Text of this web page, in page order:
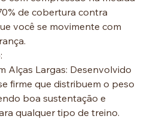
de cobertura contra
você se movimente com
Alças Largas: Desenvolvido
firme que distribuem o peso
boa sustentação e
qualquer tipo de treino.